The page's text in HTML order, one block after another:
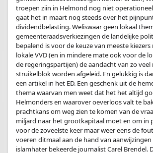
troepen ziin in Helmond nog niet
gaat het in maart nog steeds over het
dividendbelasting. Weliswaar geen lokaal
gemeenteraadsverkiezingen de landelijke
bepalend is voor de keuze van meeste
lokale VVD (en in mindere mate ook voor de
de regeringspartijen) de aandacht van zo
struikelblok worden afgeleid. En gelukkig is
een artikel in het ED. Een geschenk uit de
thema waarvan men weet dat het het altijd
Helmonders en waarover oeverloos valt te
prachtkans om weg zien te komen van de
miljard naar het grootkapitaal moet en om in
voor de zoveelste keer maar weer eens de
voeren ditmaal aan de hand van
islamhater bekeerde journalist Carel Brendel.